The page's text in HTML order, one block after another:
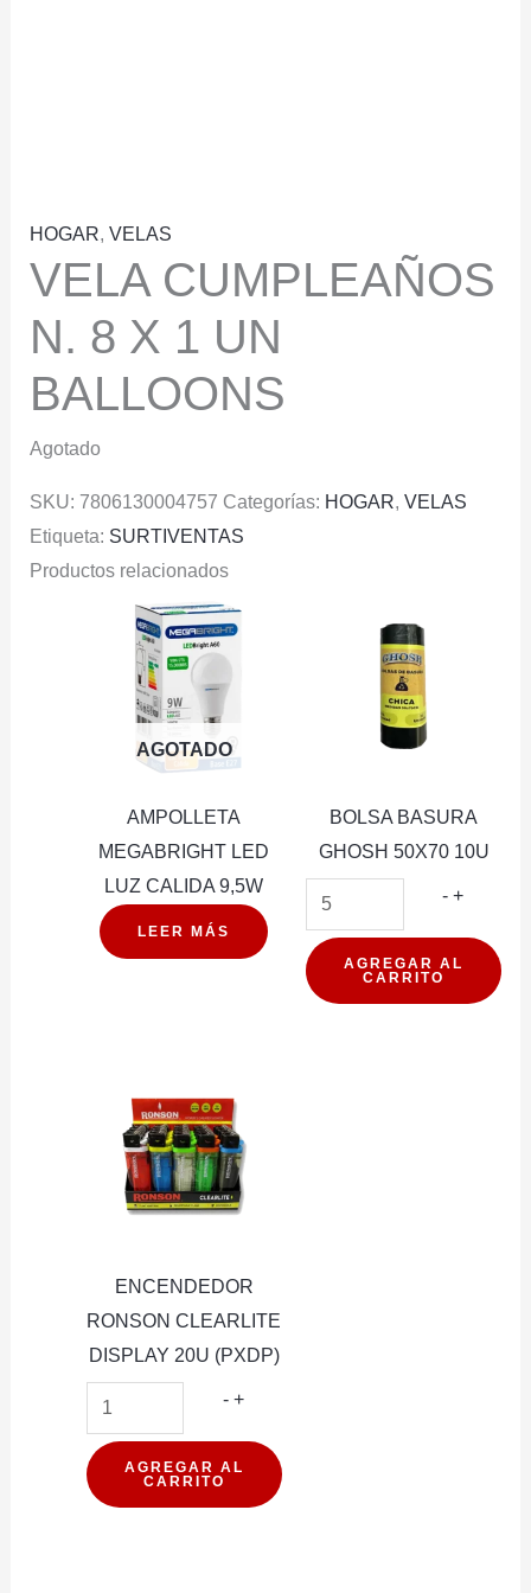
HOGAR, VELAS
VELA CUMPLEAÑOS
N. 8 X 1 UN
BALLOONS
Agotado
SKU: 7806130004757 Categorías: HOGAR, VELAS
Etiqueta: SURTIVENTAS
Productos relacionados
AGOTADO
AMPOLLETA
MEGABRIGHT LED
LUZ CALIDA 9,5W
LEER MÁS
BOLSA BASURA
GHOSH 50X70 10U
- BOLSA
GHOSH
50X70
+
AGREGAR AL
CARRITO
ENCENDEDOR
RONSON CLEARLITE
DISPLAY 20U (PXDP)
- ENCENDEDOR
CLEARLITE
DISPLAY
+
AGREGAR AL
CARRITO